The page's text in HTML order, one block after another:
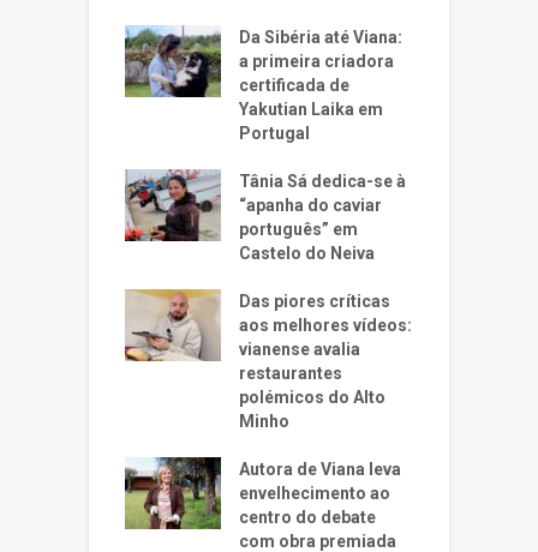
Da Sibéria até Viana:
a primeira criadora
certificada de
Yakutian Laika em
Portugal
Tânia Sá dedica-se à
“apanha do caviar
português” em
Castelo do Neiva
Das piores críticas
aos melhores vídeos:
vianense avalia
restaurantes
polémicos do Alto
Minho
Autora de Viana leva
envelhecimento ao
centro do debate
com obra premiada